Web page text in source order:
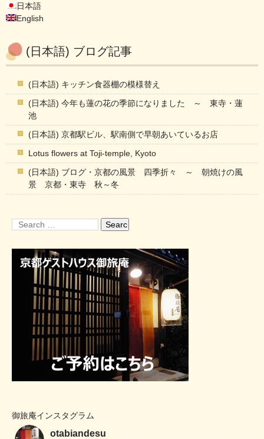
日本語
English
(日本語) ブログ記事
(日本語) キッチン食器棚の模様替え
(日本語) 今年も蓮の花の季節になりました ～ 東寺・蓮
池
(日本語) 京都駅ビル、駅南側で早朝あいているお店
Lotus flowers at Toji-temple, Kyoto
(日本語) ブログ・京都の風景 四季折々 ～ 朝焼けの風
景 京都・東寺 秋～冬
御旅庵インスタグラム
otabiandesu